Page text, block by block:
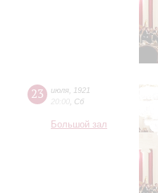
23 июля
1921
20:00 Сб
Большой зал